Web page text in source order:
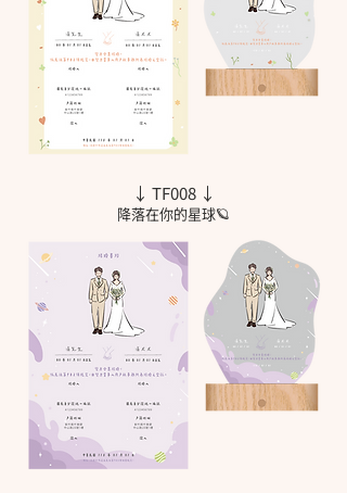
↓ TF008 ↓
降落在你的星球🪐